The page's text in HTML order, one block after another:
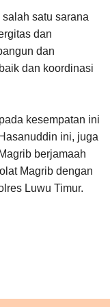
satu sarana
dan
dan
dan koordinasi
kesempatan ini
ini, juga
berjamaah
Magrib dengan
Luwu Timur.